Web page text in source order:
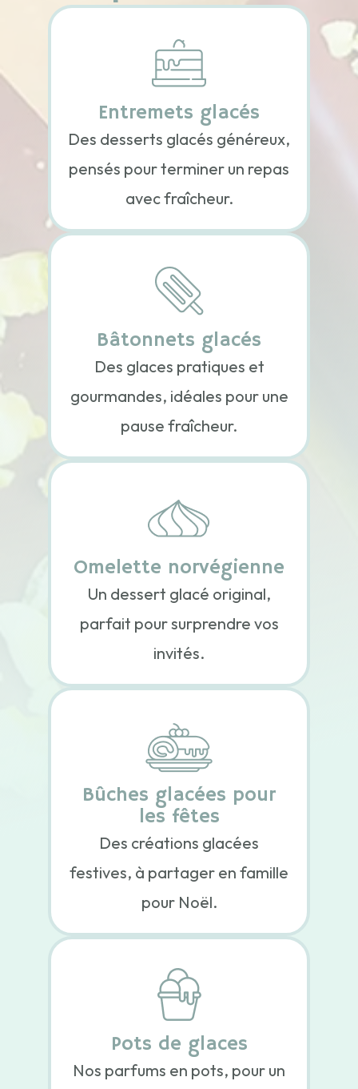
Entremets glacés
Des desserts glacés généreux,
pensés pour terminer un repas
avec fraîcheur.
Bâtonnets glacés
Des glaces pratiques et
gourmandes, idéales pour une
pause fraîcheur.
Omelette norvégienne
Un dessert glacé original,
parfait pour surprendre vos
invités.
Bûches glacées pour
les fêtes
Des créations glacées
festives, à partager en famille
pour Noël.
Pots de glaces
Nos parfums en pots, pour un